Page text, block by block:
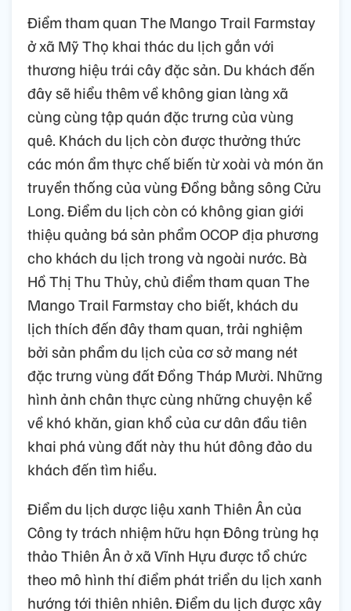
Điểm tham quan The Mango Trail Farmstay
ở xã Mỹ Thọ khai thác du lịch gắn với
thương hiệu trái cây đặc sản. Du khách đến
đây sẽ hiểu thêm về không gian làng xã
cùng cùng tập quán đặc trưng của vùng
quê. Khách du lịch còn được thưởng thức
các món ẩm thực chế biến từ xoài và món ăn
truyền thống của vùng Đồng bằng sông Cửu
Long. Điểm du lịch còn có không gian giới
thiệu quảng bá sản phẩm OCOP địa phương
cho khách du lịch trong và ngoài nước. Bà
Hồ Thị Thu Thủy, chủ điểm tham quan The
Mango Trail Farmstay cho biết, khách du
lịch thích đến đây tham quan, trải nghiệm
bởi sản phẩm du lịch của cơ sở mang nét
đặc trưng vùng đất Đồng Tháp Mười. Những
hình ảnh chân thực cùng những chuyện kể
về khó khăn, gian khổ của cư dân đầu tiên
khai phá vùng đất này thu hút đông đảo du
khách đến tìm hiểu.
Điểm du lịch dược liệu xanh Thiên Ân của
Công ty trách nhiệm hữu hạn Đông trùng hạ
thảo Thiên Ân ở xã Vĩnh Hựu được tổ chức
theo mô hình thí điểm phát triển du lịch xanh
hướng tới thiên nhiên. Điểm du lịch được xây